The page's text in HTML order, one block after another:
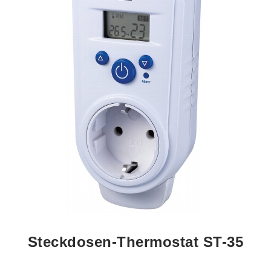
Steckdosen-Thermostat ST-35